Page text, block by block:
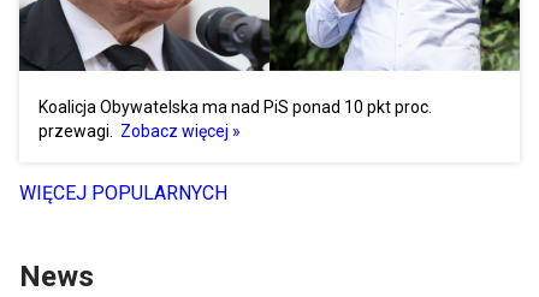
Koalicja Obywatelska ma nad PiS ponad 10 pkt proc.
przewagi.
Zobacz więcej »
WIĘCEJ POPULARNYCH
News